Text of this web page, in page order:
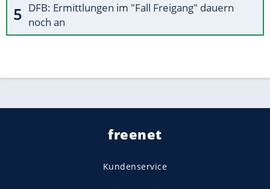
DFB: Ermittlungen im "Fall Freigang" dauern
noch an
freenet
Kundenservice